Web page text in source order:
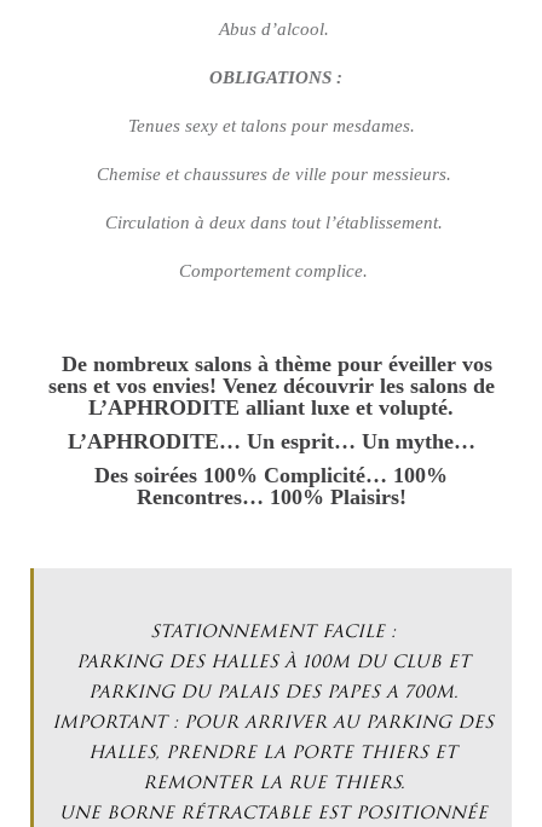
Abus d’alcool.
OBLIGATIONS :
Tenues sexy et talons pour mesdames.
Chemise et chaussures de ville pour messieurs.
Circulation à deux dans tout l’établissement.
Comportement complice.
De nombreux salons à thème pour éveiller vos
sens et vos envies! Venez découvrir les salons de
L’APHRODITE alliant luxe et volupté.
L’APHRODITE… Un esprit… Un mythe…
Des soirées 100% Complicité… 100%
Rencontres… 100% Plaisirs!
STATIONNEMENT FACILE :
PARKING DES HALLES À 100M DU CLUB ET
PARKING DU PALAIS DES PAPES A 700M.
IMPORTANT : POUR ARRIVER AU PARKING DES
HALLES, PRENDRE LA PORTE THIERS ET
REMONTER LA RUE THIERS.
UNE BORNE RÉTRACTABLE EST POSITIONNÉE